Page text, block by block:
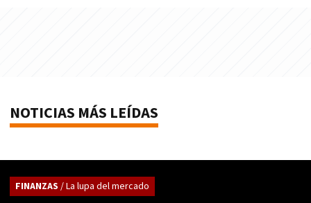
NOTICIAS MÁS LEÍDAS
FINANZAS / La lupa del mercado